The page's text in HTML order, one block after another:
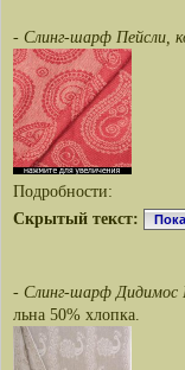
- Слинг-шарф Пейсли,
Подробности:
Скрытый текст:
- Слинг-шарф Дидимос
льна 50% хлопка.